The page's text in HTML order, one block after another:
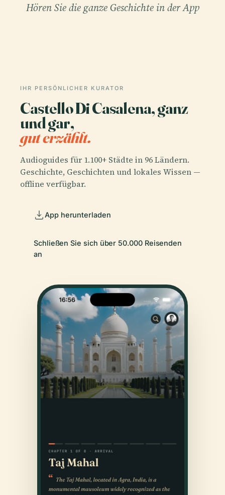
Hören Sie die ganze Geschichte in der App
IHR PERSÖNLICHER KURATOR
Castello Di Casalena, ganz
und gar,
gut erzählt.
Audioguides für 1.100+ Städte in 96 Ländern.
Geschichte, Geschichten und lokales Wissen —
offline verfügbar.
App herunterladen
Schließen Sie sich über 50.000 Reisenden
an